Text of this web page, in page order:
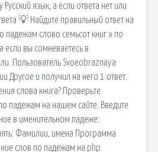
язык, а если ответа нет или
💡 Найдите правильный ответ на
падежам слово семьсот книг » по
если вы сомневаетесь в
Пользователь Svoeobraznaya
Другое и получил на него 1 ответ.
слова книга? Проверьте
падежам на нашем сайте. Введите
в именительном падеже:
Фамилии, имена Программа
слов по падежам на php.